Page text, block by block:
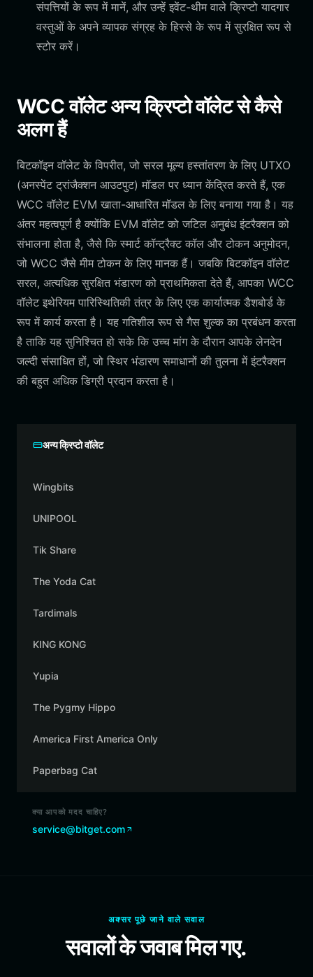
संपत्तियों के रूप में मानें, और उन्हें इवेंट-थीम वाले क्रिप्टो यादगार
वस्तुओं के अपने व्यापक संग्रह के हिस्से के रूप में सुरक्षित रूप से
स्टोर करें।
WCC वॉलेट अन्य क्रिप्टो वॉलेट से कैसे
अलग हैं
बिटकॉइन वॉलेट के विपरीत, जो सरल मूल्य हस्तांतरण के लिए UTXO
(अनस्पेंट ट्रांजैक्शन आउटपुट) मॉडल पर ध्यान केंद्रित करते हैं, एक
WCC वॉलेट EVM खाता-आधारित मॉडल के लिए बनाया गया है। यह
अंतर महत्वपूर्ण है क्योंकि EVM वॉलेट को जटिल अनुबंध इंटरैक्शन को
संभालना होता है, जैसे कि स्मार्ट कॉन्ट्रैक्ट कॉल और टोकन अनुमोदन,
जो WCC जैसे मीम टोकन के लिए मानक हैं। जबकि बिटकॉइन वॉलेट
सरल, अत्यधिक सुरक्षित भंडारण को प्राथमिकता देते हैं, आपका WCC
वॉलेट इथेरियम पारिस्थितिकी तंत्र के लिए एक कार्यात्मक डैशबोर्ड के
रूप में कार्य करता है। यह गतिशील रूप से गैस शुल्क का प्रबंधन करता
है ताकि यह सुनिश्चित हो सके कि उच्च मांग के दौरान आपके लेनदेन
जल्दी संसाधित हों, जो स्थिर भंडारण समाधानों की तुलना में इंटरैक्शन
की बहुत अधिक डिग्री प्रदान करता है।
अन्य क्रिप्टो वॉलेट
Wingbits
UNIPOOL
Tik Share
The Yoda Cat
Tardimals
KING KONG
Yupia
The Pygmy Hippo
America First America Only
Paperbag Cat
क्या आपको मदद चाहिए?
service@bitget.com
अक्सर पूछे जाने वाले सवाल
सवालों के जवाब मिल गए.